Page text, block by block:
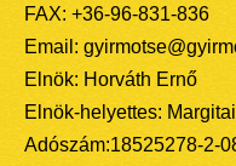
FAX: +36-96-831-836
Email:
Elnök: Horváth Ernő
Elnök-helyettes:
Adószám:18525278-2-